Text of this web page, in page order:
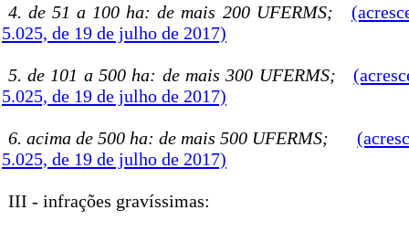
4. de 51 a 100 ha: de mais 200 UFERMS;
5.025, de 19 de julho de 2017)
5. de 101 a 500 ha: de mais 300 UFERMS;
5.025, de 19 de julho de 2017)
6. acima de 500 ha: de mais 500 UFERMS;
5.025, de 19 de julho de 2017)
III - infrações gravíssimas: